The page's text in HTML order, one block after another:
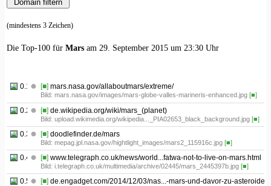
(mindestens 3 Zeichen)
Die Top-100 für Marsam 29. September 2015 um 23:30 Uhr
0.1 [■] mars.nasa.gov/allaboutmars/extreme/
Bild: mars.nasa.gov/images/mars-globe-valles-marineris-enhanced.jpg [■]
0.2 [■] de.wikipedia.org/wiki/mars_(planet)
Bild: upload.wikimedia.org/wikipedia..._PIA02653_black_background.jpg [■]
0.3 [■] doodlefinder.de/mars
Bild: mepag.jpl.nasa.gov/hightlight_images/mars2_115916c.jpg [■]
0.4 [■] www.telegraph.co.uk/news/world...fatwa-not-to-live-on-mars.html
Bild: i.telegraph.co.uk/multimedia/archive/02445/mars_2445397b.jpg [■]
0.5 [■] de.engadget.com/2014/12/03/nas...-mars-und-davor-zu-asteroiden/